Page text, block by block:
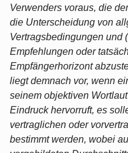
Verwenders voraus, die
die Unterscheidung von
Vertragsbedingungen und
Empfehlungen oder
Empfängerhorizont
liegt demnach vor, wenn
seinem objektiven
Eindruck hervorruft, es
vertraglichen oder
bestimmt werden, wobei